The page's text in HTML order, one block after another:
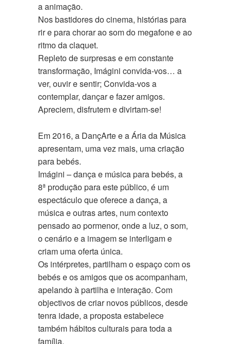
a animação.
Nos bastidores do cinema, histórias para
rir e para chorar ao som do megafone e ao
ritmo da claquet.
Repleto de surpresas e em constante
transformação, Imágini convida-vos… a
ver, ouvir e sentir; Convida-vos a
contemplar, dançar e fazer amigos.
Apreciem, disfrutem e divirtam-se!
Em 2016, a DançArte e a Ária da Música
apresentam, uma vez mais, uma criação
para bebés.
Imágini – dança e música para bebés, a
8ª produção para este público, é um
espectáculo que oferece a dança, a
música e outras artes, num contexto
pensado ao pormenor, onde a luz, o som,
o cenário e a imagem se interligam e
criam uma oferta única.
Os intérpretes, partilham o espaço com os
bebés e os amigos que os acompanham,
apelando à partilha e interação. Com
objectivos de criar novos públicos, desde
tenra idade, a proposta estabelece
também hábitos culturais para toda a
família.